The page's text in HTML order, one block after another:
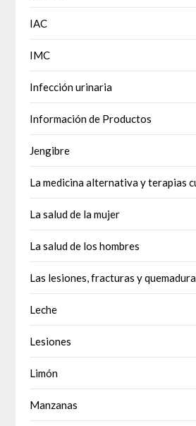
IAC
IMC
Infección urinaria
Información de Productos
Jengibre
La medicina alternativa y terapias
La salud de la mujer
La salud de los hombres
Las lesiones, fracturas y
Leche
Lesiones
Limón
Manzanas